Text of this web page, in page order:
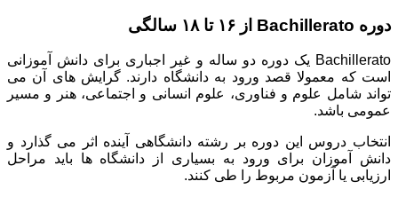
دوره Bachillerato از ۱۶ تا ۱۸ سالگی
Bachillerato یک دوره دو ساله و غیر اجباری برای دانش آموزانی
است که معمولا قصد ورود به دانشگاه دارند. گرایش های آن می
تواند شامل علوم و فناوری، علوم انسانی و اجتماعی، هنر و مسیر
عمومی باشد.
انتخاب دروس این دوره بر رشته دانشگاهی آینده اثر می گذارد و
دانش آموزان برای ورود به بسیاری از دانشگاه ها باید مراحل
ارزیابی یا آزمون مربوط را طی کنند.